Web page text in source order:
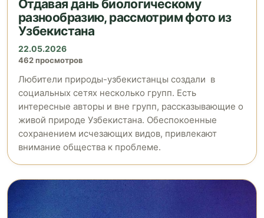
Отдавая дань биологическому
разнообразию, рассмотрим фото из
Узбекистана
22.05.2026
462 просмотров
Любители природы-узбекистанцы создали в
социальных сетях несколько групп. Есть
интересные авторы и вне групп, рассказывающие о
живой природе Узбекистана. Обеспокоенные
сохранением исчезающих видов, привлекают
внимание общества к проблеме.